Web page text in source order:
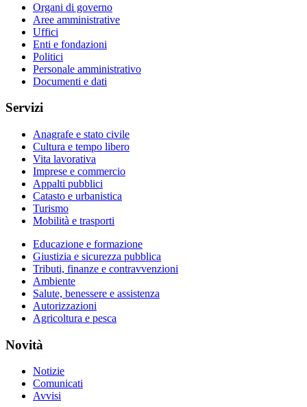
Organi di governo
Aree amministrative
Uffici
Enti e fondazioni
Politici
Personale amministrativo
Documenti e dati
Servizi
Anagrafe e stato civile
Cultura e tempo libero
Vita lavorativa
Imprese e commercio
Appalti pubblici
Catasto e urbanistica
Turismo
Mobilità e trasporti
Educazione e formazione
Giustizia e sicurezza pubblica
Tributi, finanze e contravvenzioni
Ambiente
Salute, benessere e assistenza
Autorizzazioni
Agricoltura e pesca
Novità
Notizie
Comunicati
Avvisi